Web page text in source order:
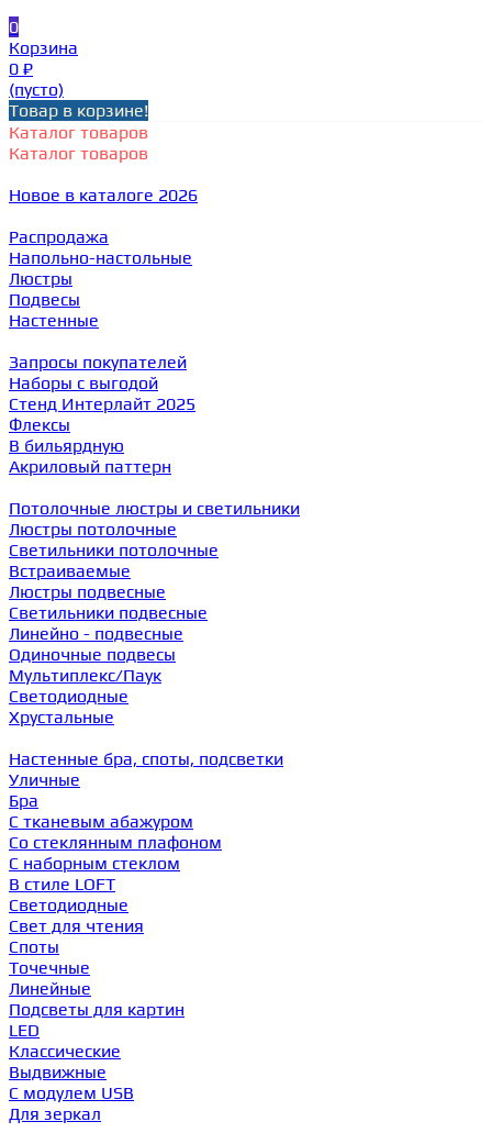
0
Корзина
0 ₽
(пусто)
Товар в корзине!
Каталог товаров
Каталог товаров
Новое в каталоге 2026
Распродажа
Напольно-настольные
Люстры
Подвесы
Настенные
Запросы покупателей
Наборы с выгодой
Стенд Интерлайт 2025
Флексы
В бильярдную
Акриловый паттерн
Потолочные люстры и светильники
Люстры потолочные
Светильники потолочные
Встраиваемые
Люстры подвесные
Светильники подвесные
Линейно - подвесные
Одиночные подвесы
Мультиплекс/Паук
Светодиодные
Хрустальные
Настенные бра, споты, подсветки
Уличные
Бра
С тканевым абажуром
Со стеклянным плафоном
С наборным стеклом
В стиле LOFT
Светодиодные
Свет для чтения
Споты
Точечные
Линейные
Подсветы для картин
LED
Классические
Выдвижные
С модулем USB
Для зеркал